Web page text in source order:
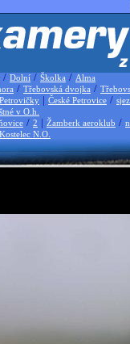
/ Dolní / Školka / Alma
/ Třebovská dvojka /
Petrovičky | České Petrovice /
v O.h.
/ 2 | Žamberk aeroklub /
Kostelec N.O.